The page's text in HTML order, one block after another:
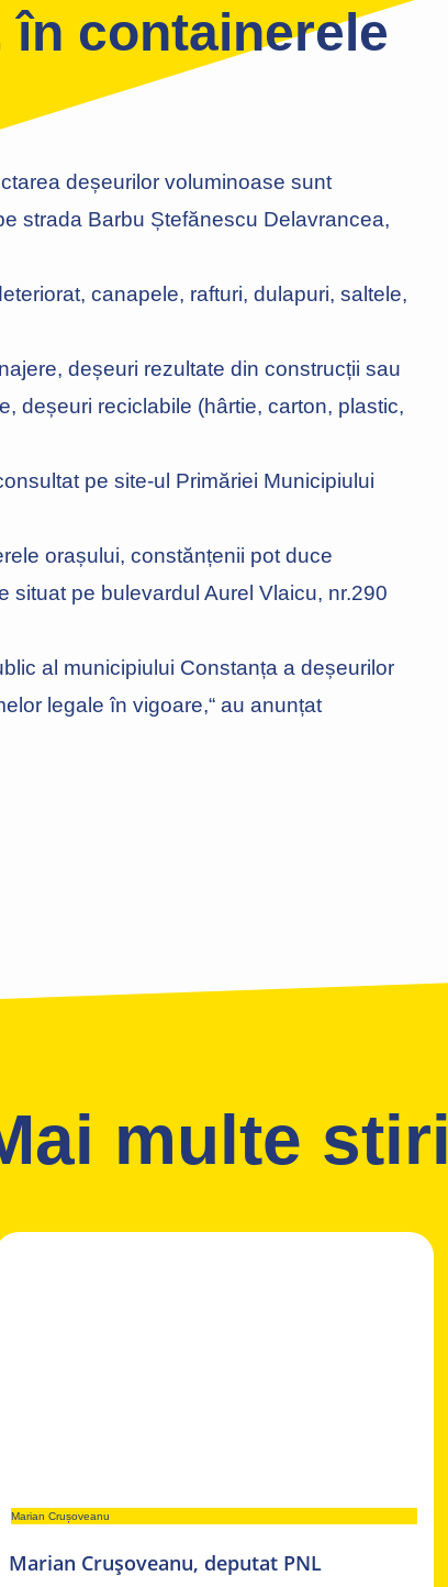
în containerele
deșeurilor voluminoase sunt
strada Barbu Ștefănescu Delavrancea,
canapele, rafturi, dulapuri, saltele,
deșeuri rezultate din construcții sau
deșeuri reciclabile (hârtie, carton, plastic,
pe site-ul Primăriei Municipiului
orașului, constănțenii pot duce
situat pe bulevardul Aurel Vlaicu, nr.290
al municipiului Constanța a deșeurilor
legale în vigoare,“ au anunțat
multe stiri
Marian Crușoveanu
Marian Crușoveanu, deputat PNL